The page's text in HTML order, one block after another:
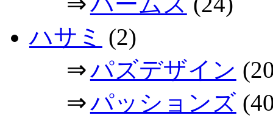
ハサミ (2)
⇒パズデザイン
⇒パッションズ